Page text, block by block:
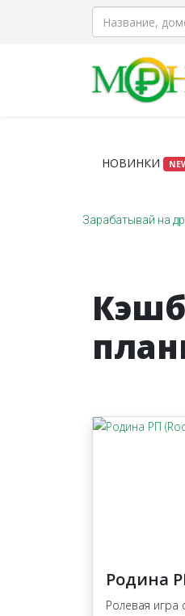
НОВИНКИ
Зарабатывай на
Ролевая